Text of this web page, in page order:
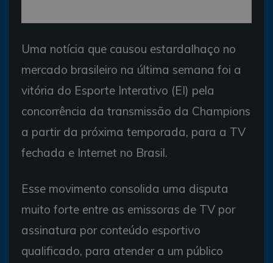
Uma notícia que causou estardalhaço no
mercado brasileiro na última semana foi a
vitória do Esporte Interativo (EI) pela
concorrência da transmissão da Champions
a partir da próxima temporada, para a TV
fechada e Internet no Brasil.
Esse movimento consolida uma disputa
muito forte entre as emissoras de TV por
assinatura por conteúdo esportivo
qualificado, para atender a um público